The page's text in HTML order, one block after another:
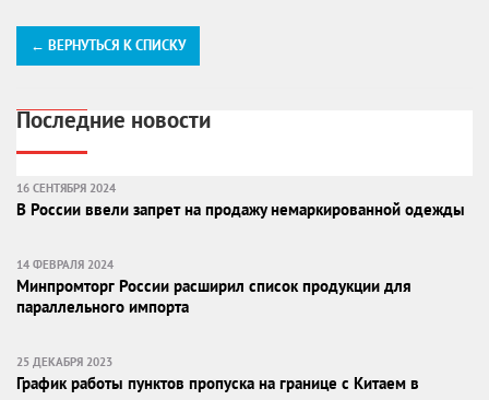
← ВЕРНУТЬСЯ К СПИСКУ
Последние новости
16 СЕНТЯБРЯ 2024
В России ввели запрет на продажу немаркированной одежды
14 ФЕВРАЛЯ 2024
Минпромторг России расширил список продукции для
параллельного импорта
25 ДЕКАБРЯ 2023
График работы пунктов пропуска на границе с Китаем в